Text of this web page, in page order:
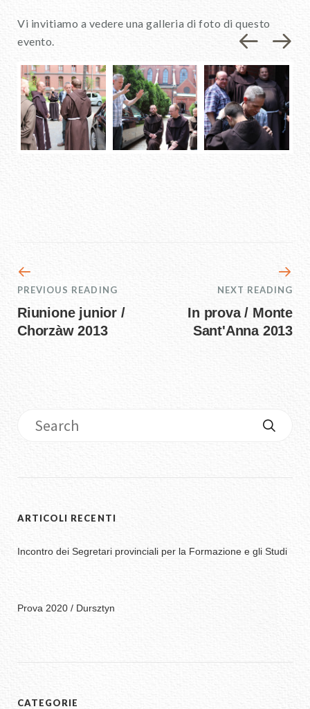
Vi invitiamo a vedere una galleria di foto di questo
evento.
PREVIOUS READING
Riunione junior /
Chorzàw 2013
NEXT READING
In prova / Monte
Sant'Anna 2013
ARTICOLI RECENTI
Incontro dei Segretari provinciali per la Formazione e gli Studi
Prova 2020 / Dursztyn
CATEGORIE